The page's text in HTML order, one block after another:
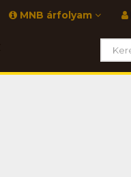
MNB árfolyam